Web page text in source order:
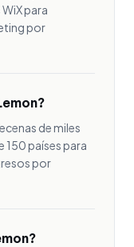
para
por
de miles
150 países para
por